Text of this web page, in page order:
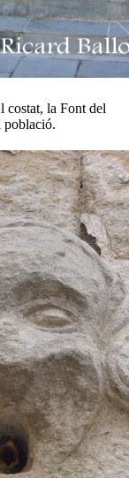
costat, la Font del
població.